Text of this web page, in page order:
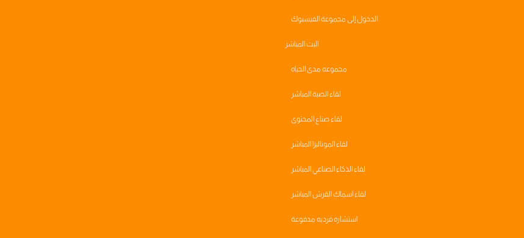
الدخول إلى مجموعة الفيسبوك
البث المباشر
مجموعه مدى الحياه
لقاء الصبة المباشر
لقاء صناع المحتوى
لقاء الموناليزا المباشر
لقاء الذكاء الصناعي المباشر
لقاء اسماك القرش المباشر
استشاره فرديه مدفوعة